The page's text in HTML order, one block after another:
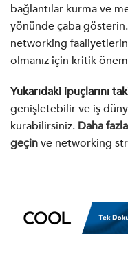
bağlantılar kurma ve
yönünde çaba
networking
olmanız için kritik
Yukarıdaki ipuçlarını
genişletebilir ve iş
kurabilirsiniz. Daha
geçinve networking